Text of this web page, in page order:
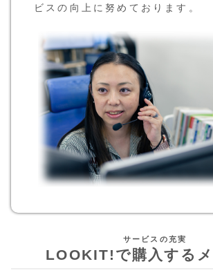
ビスの向上に努めております。
LOOKIT!で購入する